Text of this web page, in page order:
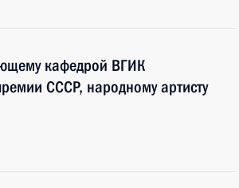
кафедрой ВГИК
СССР, народному артисту